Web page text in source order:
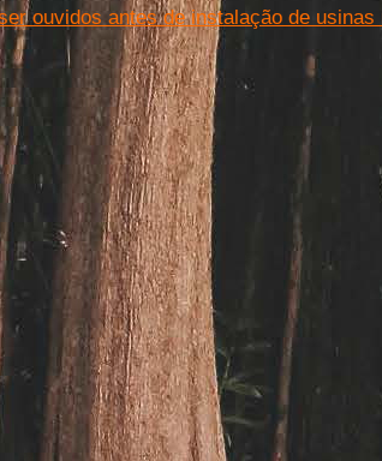
ouvidos antes de instalação de usinas